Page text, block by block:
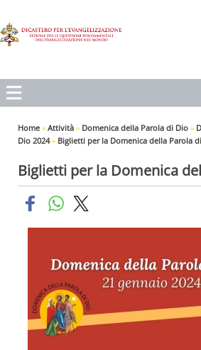
Home » Attività » Domenica della Parola di Dio »
Dio 2024» Biglietti per la Domenica della Parola
Biglietti per la Domenica